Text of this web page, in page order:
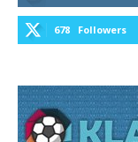
678 Followers